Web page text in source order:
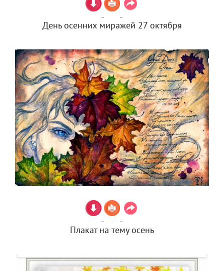
День осенних миражей 27 октября
Плакат на тему осень